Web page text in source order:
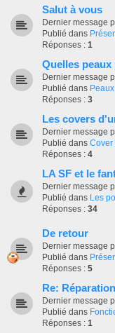
Salut à vous
Dernier message
Publié dans
Réponses : 1
Quelles
Dernier message
Publié dans
Réponses : 3
Les covers
Dernier message
Publié dans Cover
Réponses : 4
LA SF et le
Dernier message
Publié dans Les
Réponses : 34
De retour
Dernier message
Publié dans
Réponses : 5
Re:
Dernier message
Publié dans
Réponses : 1